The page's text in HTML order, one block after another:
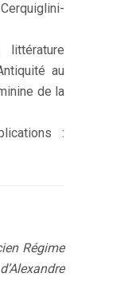
au
de la
:
Régime